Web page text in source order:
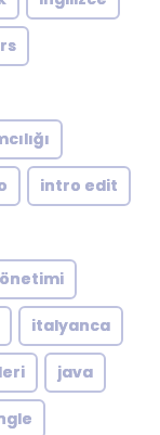
intro edit
italyanca
java